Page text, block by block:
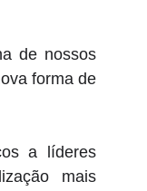
de nossos
forma de
a líderes
mais